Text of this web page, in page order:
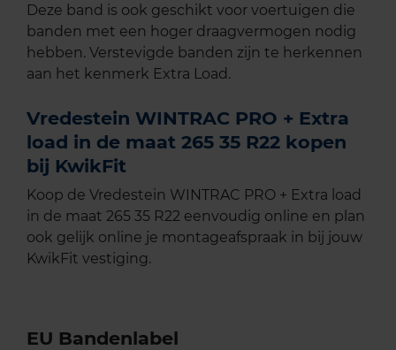
Deze band is ook geschikt voor voertuigen die
banden met een hoger draagvermogen nodig
hebben. Verstevigde banden zijn te herkennen
aan het kenmerk Extra Load.
Vredestein WINTRAC PRO + Extra
load in de maat 265 35 R22 kopen
bij KwikFit
Koop de Vredestein WINTRAC PRO + Extra load
in de maat 265 35 R22 eenvoudig online en plan
ook gelijk online je montageafspraak in bij jouw
KwikFit vestiging.
EU Bandenlabel